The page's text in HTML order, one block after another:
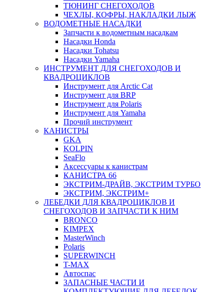
ТЮНИНГ СНЕГОХОДОВ
ЧЕХЛЫ, КОФРЫ, НАКЛАДКИ ЛЫЖ
ВОДОМЕТНЫЕ НАСАДКИ
Запчасти к водометным насадкам
Насадки Honda
Насадки Tohatsu
Насадки Yamaha
ИНСТРУМЕНТ ДЛЯ СНЕГОХОДОВ И
КВАДРОЦИКЛОВ
Инструмент для Arctic Cat
Инструмент для BRP
Инструмент для Polaris
Инструмент для Yamaha
Прочий инструмент
КАНИСТРЫ
GKA
KOLPIN
SeaFlo
Аксессуары к канистрам
КАНИСТРА 66
ЭКСТРИМ-ДРАЙВ, ЭКСТРИМ ТУРБО
ЭКСТРИМ, ЭКСТРИМ+
ЛЕБЕДКИ ДЛЯ КВАДРОЦИКЛОВ И
СНЕГОХОДОВ И ЗАПЧАСТИ К НИМ
BRONCO
KIMPEX
MasterWinch
Polaris
SUPERWINCH
T-MAX
Автоспас
ЗАПАСНЫЕ ЧАСТИ И